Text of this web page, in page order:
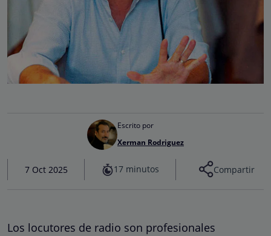
Escrito por
Xerman Rodriguez
7 Oct 2025 17 minutos Compartir
Los locutores de radio son profesionales